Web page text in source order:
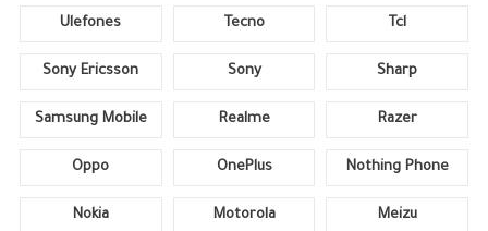
Ulefones Tecno Tcl
Sony Ericsson Sony Sharp
Samsung Mobile Realme Razer
Oppo OnePlus Nothing Phone
Nokia Motorola Meizu